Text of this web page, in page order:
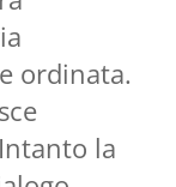
ordinata.
la